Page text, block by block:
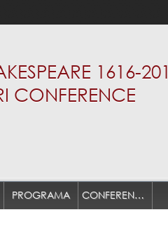
1616-
CONFERENCE
PROGRAMA CONFERENCIANTES PLENARIOS